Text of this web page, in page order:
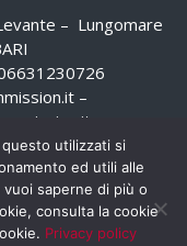
– Lungomare
–
utilizzati si
ed utili alle
saperne di più o
consulta la cookie
Privacy policy